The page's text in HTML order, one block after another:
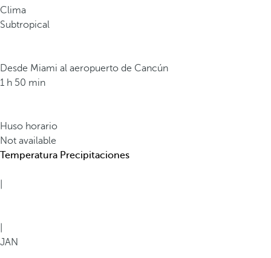
Clima
Subtropical
Desde Miami al aeropuerto de Cancún
1 h 50 min
Huso horario
Not available
Temperatura Precipitaciones
JAN